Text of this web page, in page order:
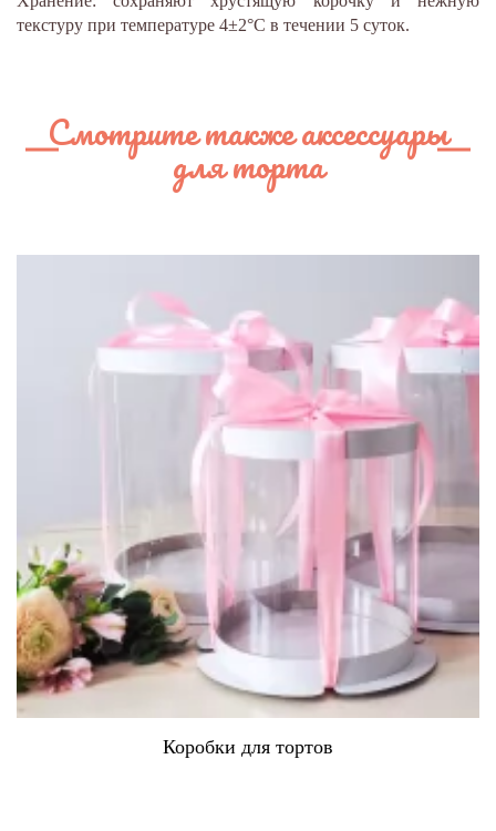
текстуру при температуре 4±2°С в течении 5 суток.
Смотрите также аксессуары
для торта
Коробки для тортов